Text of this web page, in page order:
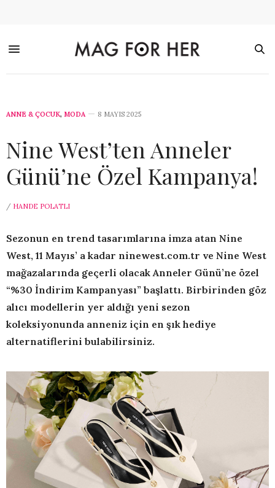
ANNE & ÇOCUK, MODA 8 MAYIS 2025
Nine West’ten Anneler
Günü’ne Özel Kampanya!
/ HANDE POLATLI
Sezonun en trend tasarımlarına imza atan Nine
West, 11 Mayıs’ a kadar ninewest.com.tr ve Nine West
mağazalarında geçerli olacak Anneler Günü’ne özel
“%30 İndirim Kampanyası” başlattı. Birbirinden göz
alıcı modellerin yer aldığı yeni sezon
koleksiyonunda anneniz için en şık hediye
alternatiflerini bulabilirsiniz.